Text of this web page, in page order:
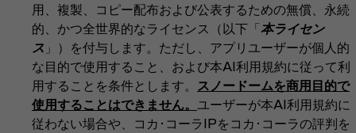
用、複製、コピー配布および公表するための無償、永続
的、かつ全世界的なライセンス（以下「本ライセン
ス 」）を付与します。ただし、アプリユーザーが個人的
な目的で使用すること、および本AI利用規約に従って利
用することを条件とします。
スノードームを商用目的で
使用することはできません。 ユーザーが本AI利用規約に
従わない場合や、コカ･コーラIPをコカ･コーラの評判を